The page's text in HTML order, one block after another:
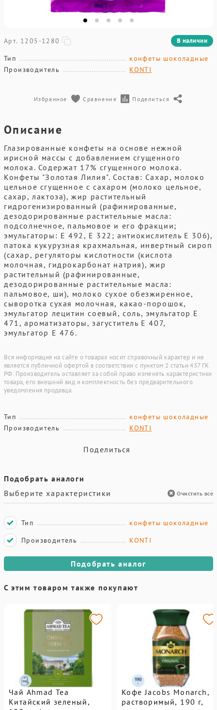
Арт. 1205-1280 В наличии
Тип
конфеты шоколадные
Производитель
KONTI
Избранное Сравнение Поделиться
Описание
Глазированные конфеты на основе нежной
ирисной массы с добавлением сгущенного
молока. Содержат 17% сгущенного молока.
Конфеты "Золотая Лилия". Состав: Сахар, молоко
цельное сгущенное с сахаром (молоко цельное,
сахар, лактоза), жир растительный
гидрогенизированный (рафинированные,
дезодорированные растительные масла:
подсолнечное, пальмовое и его фракции;
эмульгаторы: Е 492, Е 322; антиокислитель Е 306),
патока кукурузная крахмальная, инвертный сироп
(сахар, регуляторы кислотности (кислота
молочная, гидрокарбонат натрия), жир
растительный (рафинированные,
дезодорированные растительные масла:
пальмовое, ши), молоко сухое обезжиренное,
сыворотка сухая молочная, какао-порошок,
эмульгатор лецитин соевый, соль, эмульгатор Е
471, ароматизаторы, загуститель Е 407,
эмульгатор Е 476.
Вся информация на сайте о товарах носит справочный характер и не
является публичной офертой в соответствии с пунктом 2 статьи 437 ГК
РФ. Производитель оставляет за собой право изменять характеристики
товара, его внешний вид и комплектность без предварительного
уведомления продавца.
Тип
конфеты шоколадные
Производитель
KONTI
Поделиться
Подобрать аналоги
Выберите характеристики
Очистить все
Тип
конфеты шоколадные
Производитель
KONTI
Подобрать аналог
С этим товаром также покупают
Чай Ahmad Tea
Китайский зеленый,
Кофе Jacobs Monarch,
растворимый, 190 г,